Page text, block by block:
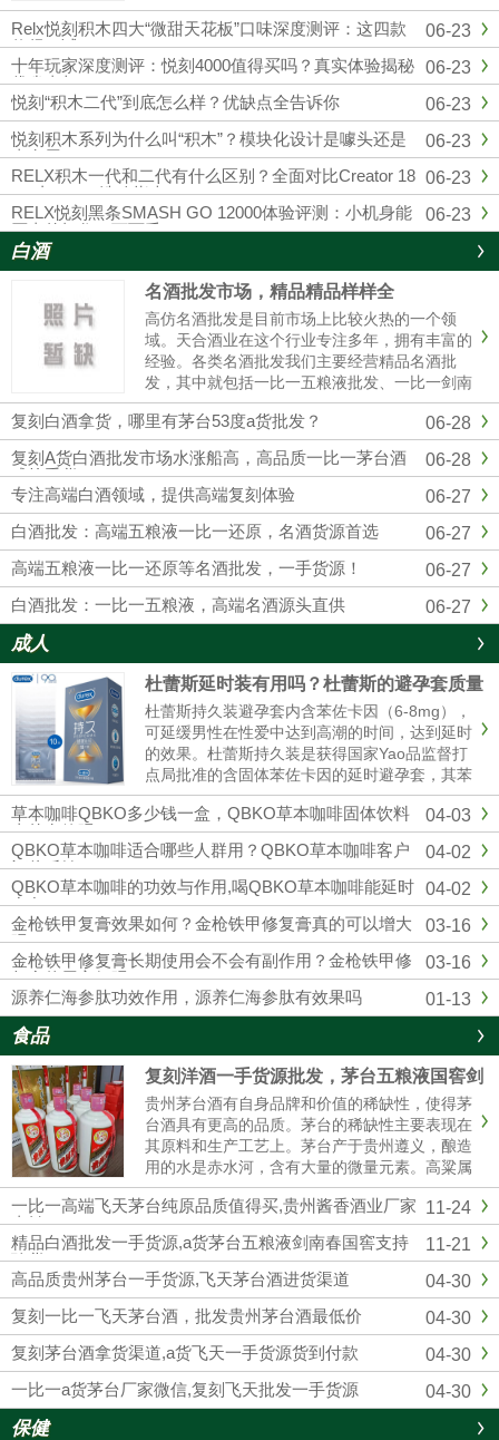
汁的颜色，就和那个特别相近，秋冬季节重口星
人的最爱，和纪梵希315有些许的相似。黄皮也
是完全可以驾......
06-23
Relx悦刻积木四大“微甜天花板”口味深度测评：这四款
值得一试
06-23
十年玩家深度测评：悦刻4000值得买吗？真实体验揭秘
优劣真相
06-23
悦刻“积木二代”到底怎么样？优缺点全告诉你
06-23
悦刻积木系列为什么叫“积木”？模块化设计是噱头还是
真有用？
06-23
RELX积木一代和二代有什么区别？全面对比Creator 18
000与22000选购指南
06-23
RELX悦刻黑条SMASH GO 12000体验评测：小机身能
否真的扛住一万两千口？
白酒
名酒批发市场，精品精品样样全
高仿名酒批发是目前市场上比较火热的一个领
域。天合酒业在这个行业专注多年，拥有丰富的
经验。各类名酒批发我们主要经营精品名酒批
发，其中就包括一比一五粮液批发、一比一剑南
春批发、一比一国窖1573批发等。这些都是市场
上非常受欢迎的产品。对于想要购买五粮液的人
来说，一比一五粮液批发是个......
06-28
复刻白酒拿货，哪里有茅台53度a货批发？
06-28
复刻A货白酒批发市场水涨船高，高品质一比一茅台酒
成抢手货
06-27
专注高端白酒领域，提供高端复刻体验
06-27
白酒批发：高端五粮液一比一还原，名酒货源首选
06-27
高端五粮液一比一还原等名酒批发，一手货源！
06-27
白酒批发：一比一五粮液，高端名酒源头直供
成人
杜蕾斯延时装有用吗？杜蕾斯的避孕套质量
怎么样啊
杜蕾斯持久装避孕套内含苯佐卡因（6-8mg），
可延缓男性在性爱中达到高潮的时间，达到延时
的效果。杜蕾斯持久装是获得国家Yao品监督打
点局批准的含固体苯佐卡因的延时避孕套，其苯
佐卡因浓度符合美国FDA保举浓度以及欧洲CE
标准，用起来更安心。固态苯佐卡因在有效较低
敏感度的同时不存在外漏隐患，不用担心伴侣的
快感应感染到影响。杜蕾...
04-03
草本咖啡QBKO多少钱一盒，QBKO草本咖啡固体饮料
真的有效吗
04-02
QBKO草本咖啡适合哪些人群用？QBKO草本咖啡客户
评价反馈
04-02
QBKO草本咖啡的功效与作用,喝QBKO草本咖啡能延时
多久
03-16
金枪铁甲复膏效果如何？金枪铁甲修复膏真的可以增大
吗？
03-16
金枪铁甲修复膏长期使用会不会有副作用？金枪铁甲修
复膏使用方便吗？
01-13
源养仁海参肽功效作用，源养仁海参肽有效果吗
食品
复刻洋酒一手货源批发，茅台五粮液国窖剑
南春厂家直销
贵州茅台酒有自身品牌和价值的稀缺性，使得茅
台酒具有更高的品质。茅台的稀缺性主要表现在
其原料和生产工艺上。茅台产于贵州遵义，酿造
用的水是赤水河，含有大量的微量元素。高粱属
糯高粱，其曲独特，不易传诵。生产工艺复杂，
茅台酒要五年后才能卖。这使得茅台酒口感醇厚
纯正。精品茅台五粮液一手货源批发我们是专业
供应复刻飞天茅台酒的知名白...
11-24
一比一高端飞天茅台纯原品质值得买,贵州酱香酒业厂家
直销
11-21
精品白酒批发一手货源,a货茅台五粮液剑南春国窖支持
验货
04-30
高品质贵州茅台一手货源,飞天茅台酒进货渠道
04-30
复刻一比一飞天茅台酒，批发贵州茅台酒最低价
04-30
复刻茅台酒拿货渠道,a货飞天一手货源货到付款
04-30
一比一a货茅台厂家微信,复刻飞天批发一手货源
保健